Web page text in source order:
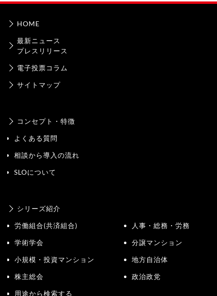
HOME
最新ニュース
プレスリリース
電子投票コラム
サイトマップ
コンセプト・特徴
よくある質問
相談から導入の流れ
SLOについて
シリーズ紹介
労働組合(共済組合) 人事・総務・労務
学術学会 分譲マンション
小規模・投資マンション 地方自治体
株主総会 政治政党
用途から検索する